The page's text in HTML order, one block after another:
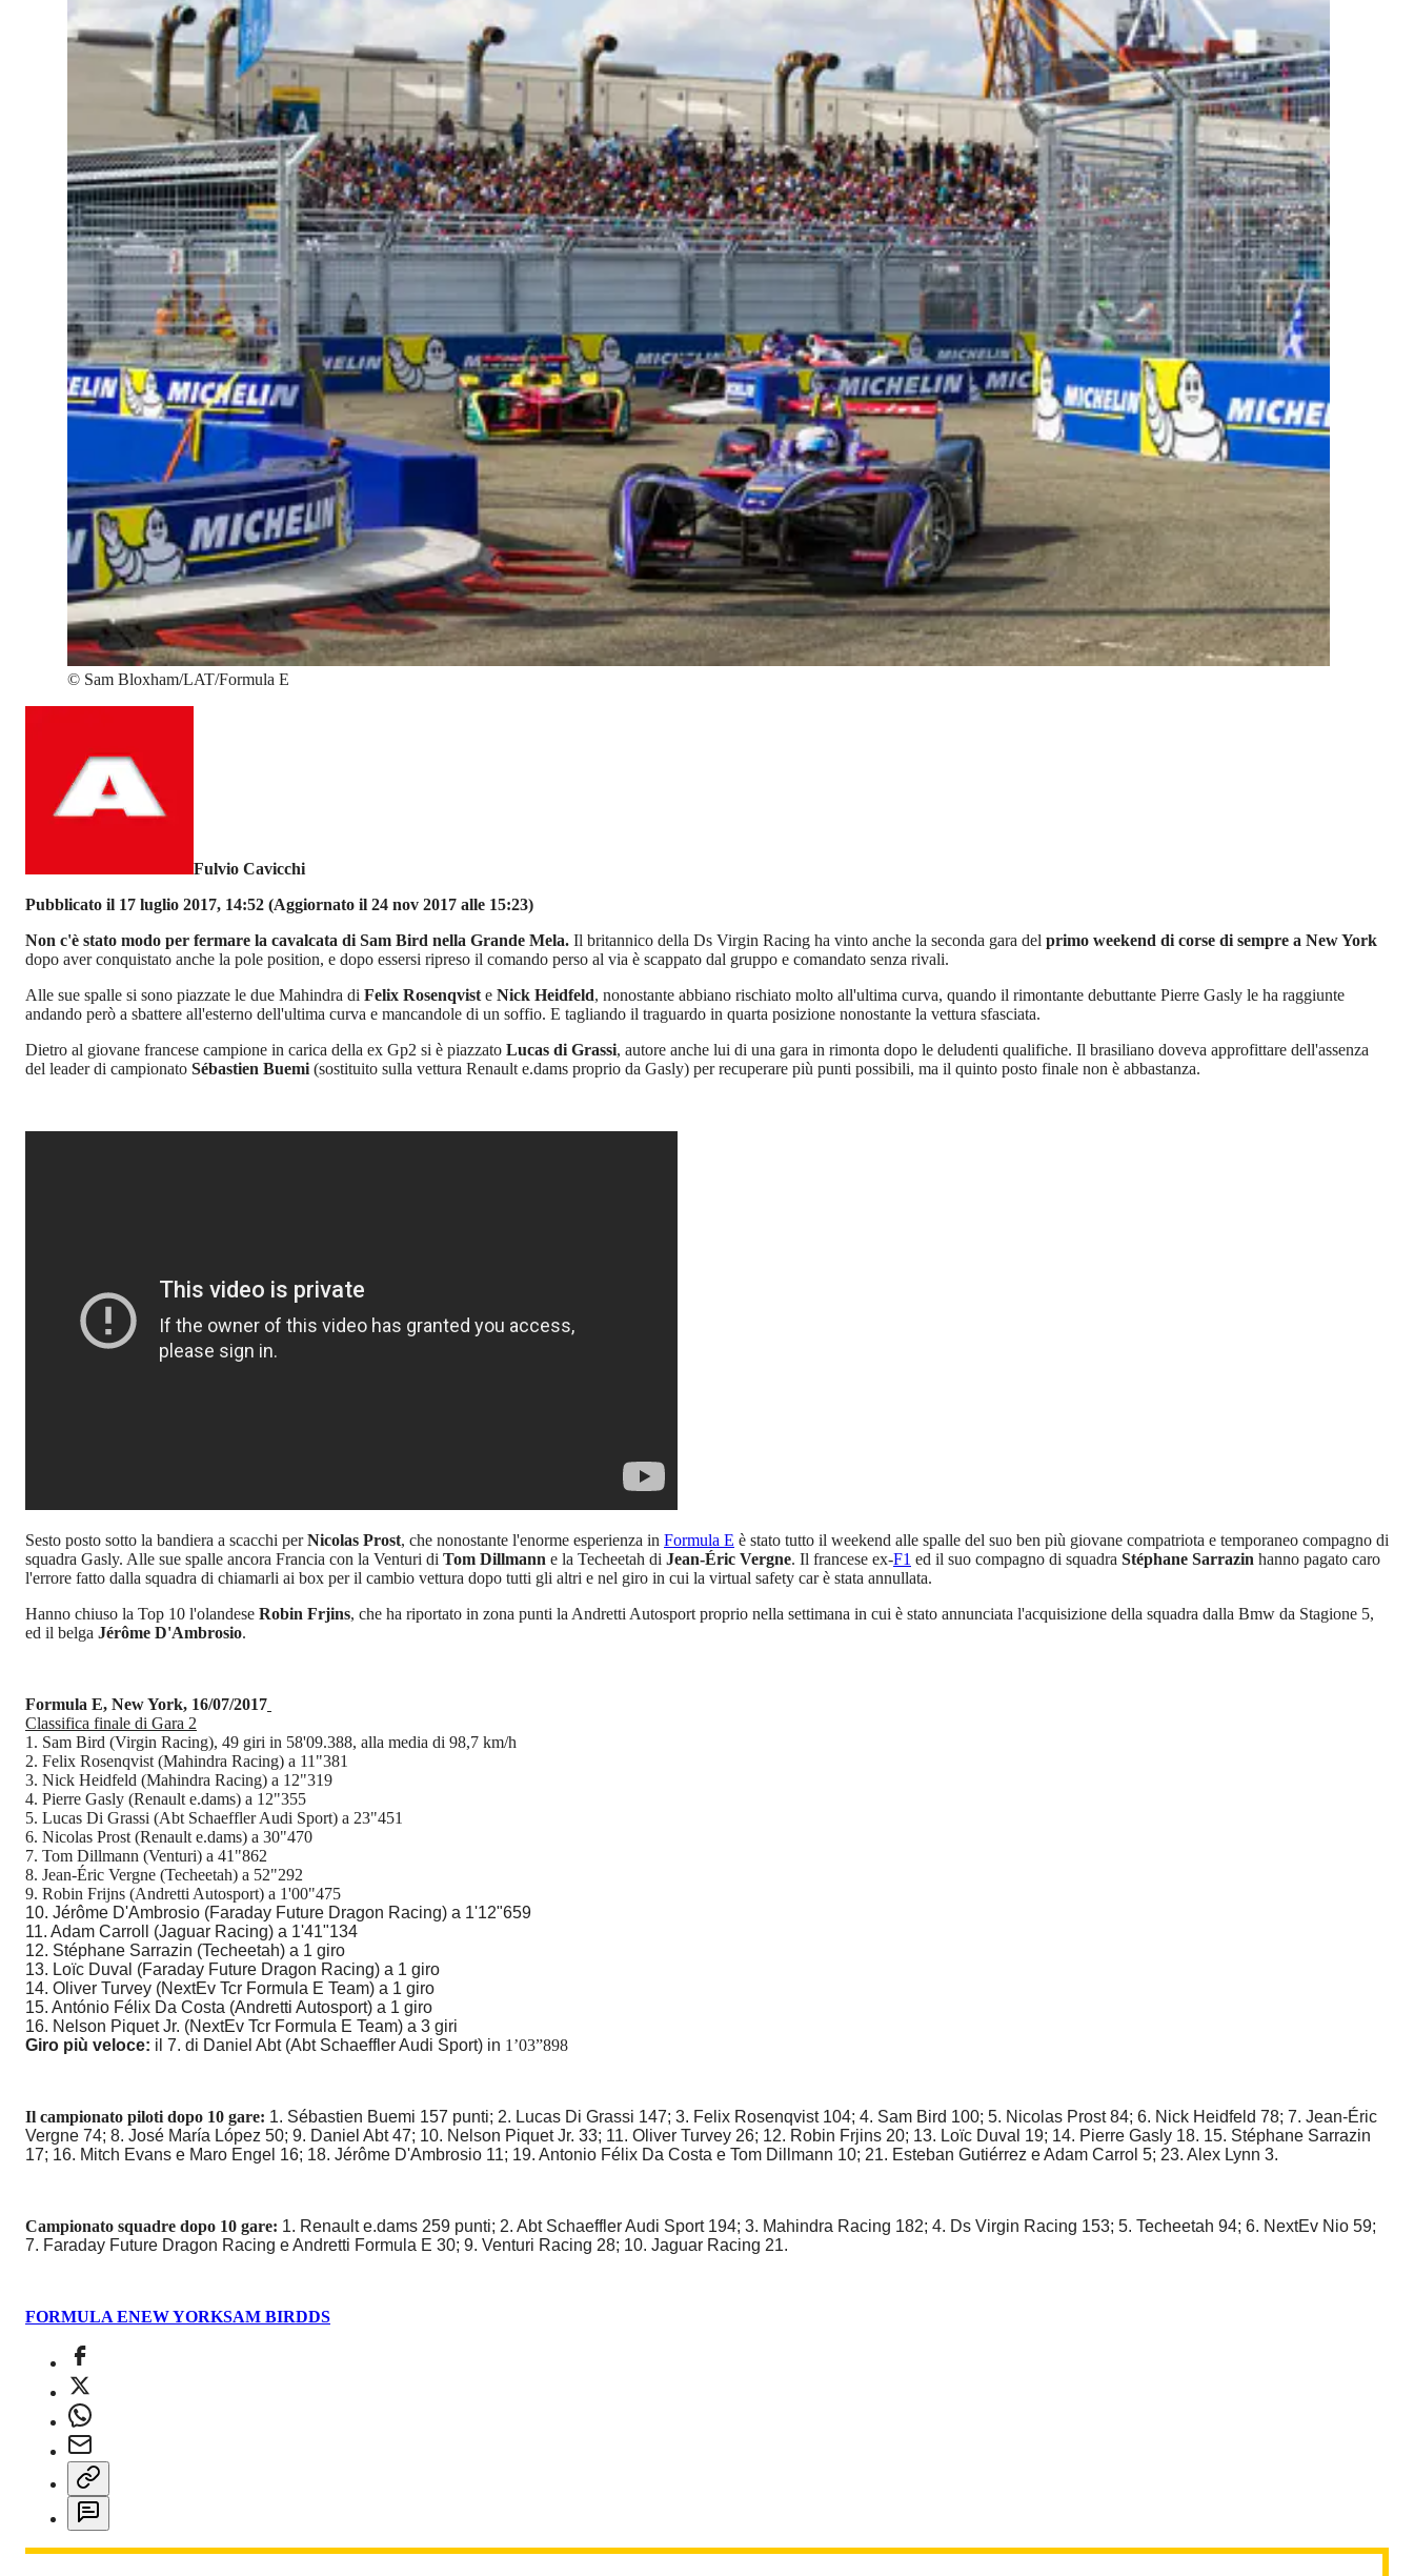
© Sam Bloxham/LAT/Formula E
Fulvio Cavicchi
Pubblicato il 17 luglio 2017, 14:52 (Aggiornato il 24 nov 2017 alle 15:23)
Non c'è stato modo per fermare la cavalcata di Sam Bird nella Grande Mela. Il britannico della Ds Virgin Racing ha vinto anche la seconda gara del primo weekend di corse di sempre a New York
dopo aver conquistato anche la pole position, e dopo essersi ripreso il comando perso al via è scappato dal gruppo e comandato senza rivali.
Alle sue spalle si sono piazzate le due Mahindra di Felix Rosenqvist e Nick Heidfeld, nonostante abbiano rischiato molto all'ultima curva, quando il rimontante debuttante Pierre Gasly le ha raggiunte
andando però a sbattere all'esterno dell'ultima curva e mancandole di un soffio. E tagliando il traguardo in quarta posizione nonostante la vettura sfasciata.
Dietro al giovane francese campione in carica della ex Gp2 si è piazzato Lucas di Grassi, autore anche lui di una gara in rimonta dopo le deludenti qualifiche. Il brasiliano doveva approfittare dell'assenza
del leader di campionato Sébastien Buemi (sostituito sulla vettura Renault e.dams proprio da Gasly) per recuperare più punti possibili, ma il quinto posto finale non è abbastanza.
Sesto posto sotto la bandiera a scacchi perNicolas Prost, che nonostante l'enorme esperienza in Formula E è stato tutto il weekend alle spalle del suo ben più giovane compatriota e temporaneo compagno di
squadra Gasly. Alle sue spalle ancora Francia con la Venturi di Tom Dillmann e la Techeetah di Jean-Éric Vergne. Il francese ex-F1 ed il suo compagno di squadra Stéphane Sarrazin hanno pagato caro
l'errore fatto dalla squadra di chiamarli ai box per il cambio vettura dopo tutti gli altri e nel giro in cui la virtual safety car è stata annullata.
Hanno chiuso la Top 10 l'olandese Robin Frjins, che ha riportato in zona punti la Andretti Autosport proprio nella settimana in cui è stato annunciata l'acquisizione della squadra dalla Bmw da Stagione 5,
ed il belga Jérôme D'Ambrosio.
Formula E, New York, 16/07/2017
Classifica finale di Gara 2
1. Sam Bird (Virgin Racing), 49 giri in 58'09.388, alla media di 98,7 km/h
2. Felix Rosenqvist (Mahindra Racing) a 11"381
3. Nick Heidfeld (Mahindra Racing) a 12"319
4. Pierre Gasly (Renault e.dams) a 12"355
5. Lucas Di Grassi (Abt Schaeffler Audi Sport) a 23"451
6. Nicolas Prost (Renault e.dams) a 30"470
7. Tom Dillmann (Venturi) a 41"862
8. Jean-Éric Vergne (Techeetah) a 52"292
9. Robin Frijns (Andretti Autosport) a 1'00"475
10. Jérôme D'Ambrosio (Faraday Future Dragon Racing) a 1'12"659
11. Adam Carroll (Jaguar Racing) a 1'41"134
12. Stéphane Sarrazin (Techeetah) a 1 giro
13. Loïc Duval (Faraday Future Dragon Racing) a 1 giro
14. Oliver Turvey (NextEv Tcr Formula E Team) a 1 giro
15. António Félix Da Costa (Andretti Autosport) a 1 giro
16. Nelson Piquet Jr. (NextEv Tcr Formula E Team) a 3 giri
Giro più veloce: il 7. di Daniel Abt (Abt Schaeffler Audi Sport) in 1’03”898
Il campionato piloti dopo 10 gare: 1. Sébastien Buemi 157 punti; 2. Lucas Di Grassi 147; 3. Felix Rosenqvist 104; 4. Sam Bird 100; 5. Nicolas Prost 84; 6. Nick Heidfeld 78; 7. Jean-Éric
Vergne 74; 8. José María López 50; 9. Daniel Abt 47; 10. Nelson Piquet Jr. 33; 11. Oliver Turvey 26; 12. Robin Frjins 20; 13. Loïc Duval 19; 14. Pierre Gasly 18. 15. Stéphane Sarrazin
17; 16. Mitch Evans e Maro Engel 16; 18. Jérôme D'Ambrosio 11; 19. Antonio Félix Da Costa e Tom Dillmann 10; 21. Esteban Gutiérrez e Adam Carrol 5; 23. Alex Lynn 3.
Campionato squadre dopo 10 gare: 1. Renault e.dams 259 punti; 2. Abt Schaeffler Audi Sport 194; 3. Mahindra Racing 182; 4. Ds Virgin Racing 153; 5. Techeetah 94; 6. NextEv Nio 59;
7. Faraday Future Dragon Racing e Andretti Formula E 30; 9. Venturi Racing 28; 10. Jaguar Racing 21.
FORMULA ENEW YORKSAM BIRDDS